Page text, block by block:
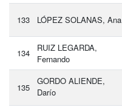
133 LÓPEZ SOLANAS, Ana
134
RUIZ LEGARDA,
Fernando
135
GORDO ALIENDE,
Darío